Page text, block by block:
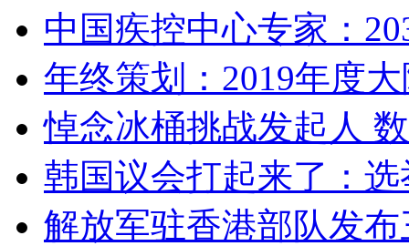
中国疾控中心专家：
年终策划：2019年度
悼念冰桶挑战发起人
韩国议会打起来了：
解放军驻香港部队发